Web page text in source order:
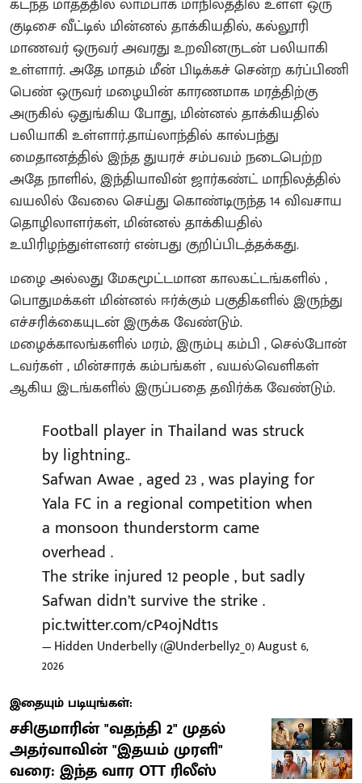
குடிசை வீட்டில் மின்னல் தாக்கியதில், கல்லூரி
மாணவர் ஒருவர் அவரது உறவினருடன் பலியாகி
உள்ளார். அதே மாதம் மீன் பிடிக்கச் சென்ற கர்ப்பிணி
பெண் ஒருவர் மழையின் காரணமாக மரத்திற்கு
அருகில் ஒதுங்கிய போது, மின்னல் தாக்கியதில்
பலியாகி உள்ளார்.​தாய்லாந்தில் கால்பந்து
மைதானத்தில் இந்த துயரச் சம்பவம் நடைபெற்ற
அதே நாளில், இந்தியாவின் ஜார்கண்ட் மாநிலத்தில்
வயலில் வேலை செய்து கொண்டிருந்த 14 விவசாய
தொழிலாளர்கள், மின்னல் தாக்கியதில்
உயிரிழந்துள்ளனர் என்பது குறிப்பிடத்தக்கது.
மழை அல்லது மேகமூட்டமான காலகட்டங்களில் ,
பொதுமக்கள் மின்னல் ஈர்க்கும் பகுதிகளில் இருந்து
எச்சரிக்கையுடன் இருக்க வேண்டும்.
மழைக்காலங்களில் மரம், இரும்பு கம்பி , செல்போன்
டவர்கள் , மின்சாரக் கம்பங்கள் , வயல்வெளிகள்
ஆகிய இடங்களில் இருப்பதை தவிர்க்க வேண்டும்.
Football player in Thailand was struck
by lightning..
Safwan Awae , aged 23 , was playing for
Yala FC in a regional competition when
a monsoon thunderstorm came
overhead .
The strike injured 12 people , but sadly
Safwan didn’t survive the strike .
pic.twitter.com/cP4ojNdt1s
— Hidden Underbelly (@Underbelly2_0)August 6,
2026
இதையும் படியுங்கள்:
சசிகுமாரின் "வதந்தி 2" முதல்
அதர்வாவின் "இதயம் முரளி"
வரை: இந்த வார OTT ரிலீஸ்